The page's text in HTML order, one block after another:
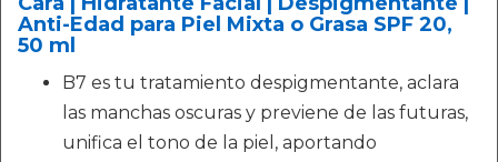
Anti-Edad para Piel Mixta o Grasa SPF 20,
50 ml
B7 es tu tratamiento despigmentante, aclara
las manchas oscuras y previene de las futuras,
unifica el tono de la piel, aportando